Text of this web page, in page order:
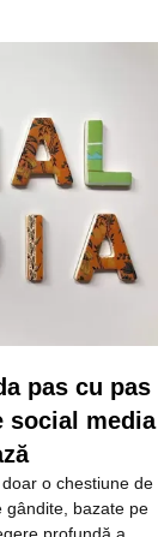
pas cu pas
social media
o chestiune de
gândite, bazate pe